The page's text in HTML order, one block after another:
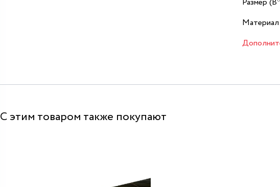
С этим товаром также покупают